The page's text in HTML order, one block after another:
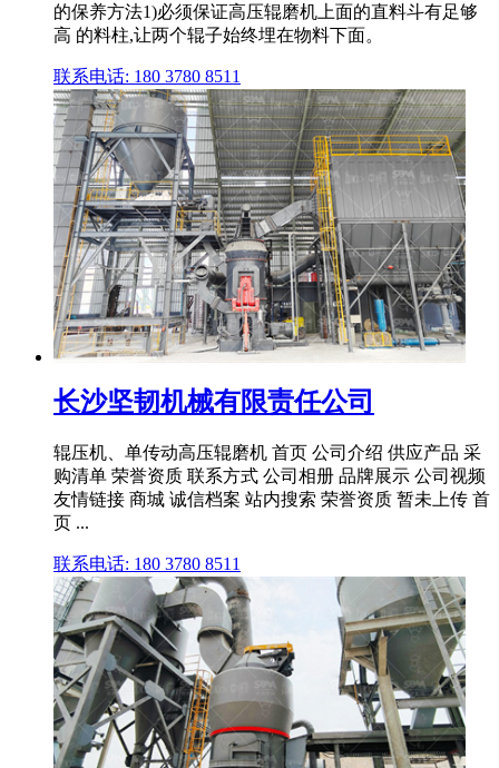
的保养方法1)必须保证高压辊磨机上面的直料斗有足够
高 的料柱,让两个辊子始终埋在物料下面。
联系电话: 180 3780 8511
长沙坚韧机械有限责任公司
辊压机、单传动高压辊磨机 首页 公司介绍 供应产品 采
购清单 荣誉资质 联系方式 公司相册 品牌展示 公司视频
友情链接 商城 诚信档案 站内搜索 荣誉资质 暂未上传 首
页 ...
联系电话: 180 3780 8511